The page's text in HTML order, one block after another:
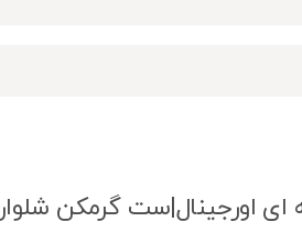
ای اورجینال|ست گرمکن شلوار